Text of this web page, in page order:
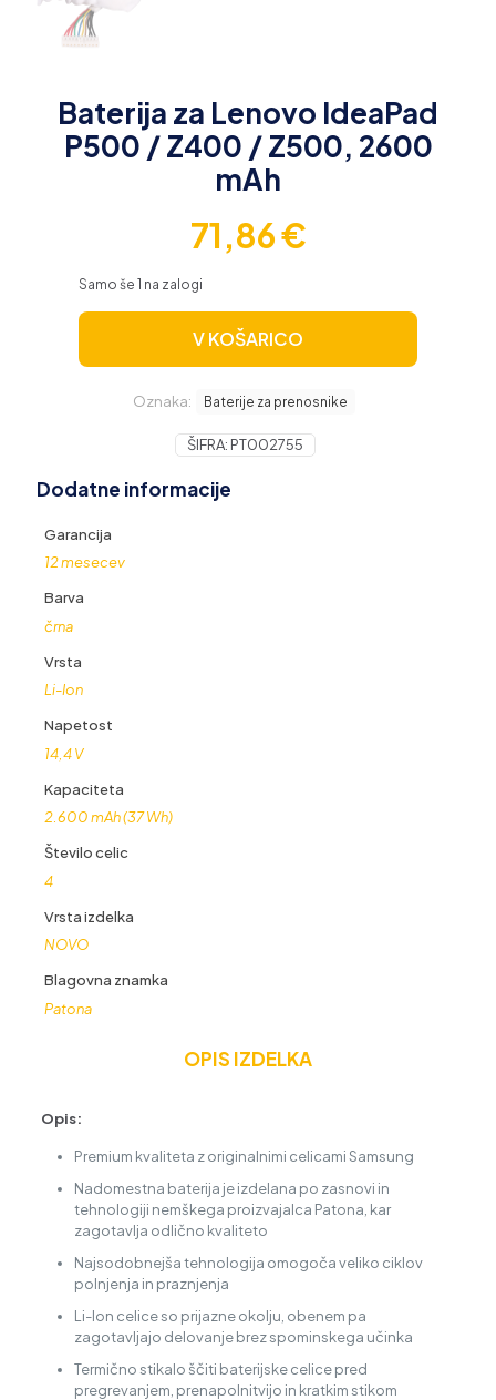
Baterija za Lenovo IdeaPad
P500 / Z400 / Z500, 2600
mAh
71,86€
Samo še 1 na zalogi
V KOŠARICO
Oznaka: Baterije za prenosnike
ŠIFRA: PT002755
Dodatne informacije
Garancija
12 mesecev
Barva
črna
Vrsta
Li-Ion
Napetost
14,4 V
Kapaciteta
2.600 mAh (37 Wh)
Število celic
4
Vrsta izdelka
NOVO
Blagovna znamka
Patona
OPIS IZDELKA
Opis:
Premium kvaliteta z originalnimi celicami Samsung
Nadomestna baterija je izdelana po zasnovi in
tehnologiji nemškega proizvajalca Patona, kar
zagotavlja odlično kvaliteto
Najsodobnejša tehnologija omogoča veliko ciklov
polnjenja in praznjenja
Li-Ion celice so prijazne okolju, obenem pa
zagotavljajo delovanje brez spominskega učinka
Termično stikalo ščiti baterijske celice pred
pregrevanjem, prenapolnitvijo in kratkim stikom